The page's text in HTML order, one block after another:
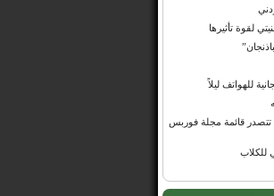
لقوة تأثيرها
للهواتف ليلاً
دولار.. مادونا تتصدر قائمة مجلة فوربس
للكلاب